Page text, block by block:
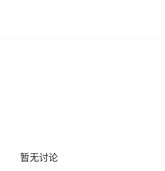
暂无讨论